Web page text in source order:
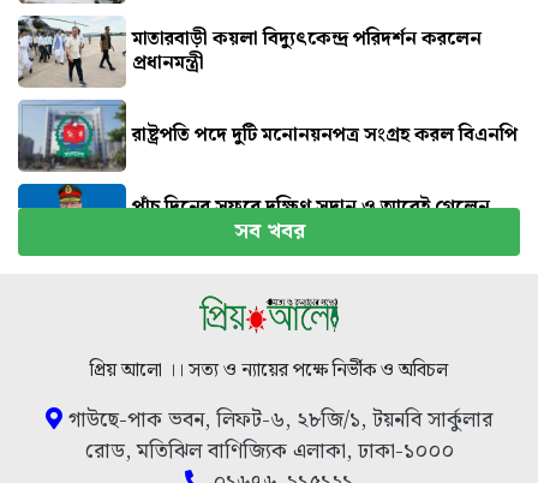
মাতারবাড়ী কয়লা বিদ্যুৎকেন্দ্র পরিদর্শন করলেন
প্রধানমন্ত্রী
রাষ্ট্রপতি পদে দুটি মনোনয়নপত্র সংগ্রহ করল বিএনপি
পাঁচ দিনের সফরে দক্ষিণ সুদান ও আবেই গেলেন
হরমুজ খুলতে যুক্তরাষ্ট্রকে যেসব শর্ত দিল ইরান
সব খবর
প্রিয় আলো ।। সত্য ও ন্যায়ের পক্ষে নির্ভীক ও অবিচল
গাউছে-পাক ভবন, লিফট-৬, ২৮জি/১, টয়নবি সার্কুলার
রোড, মতিঝিল বাণিজ্যিক এলাকা, ঢাকা-১০০০